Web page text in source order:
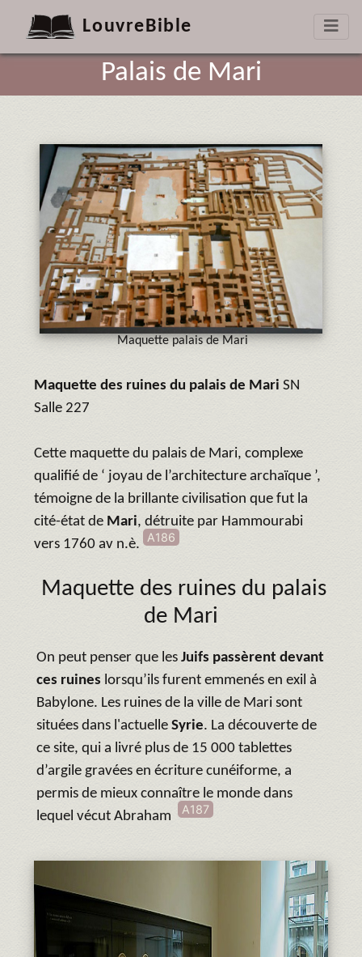
LouvreBible
Palais de Mari
Maquette palais de Mari
Maquette des ruines du palais de Mari SN
Salle 227
Cette maquette du palais de Mari, complexe
qualifié de ‘ joyau de l’architecture archaïque ’,
témoigne de la brillante civilisation que fut la
cité-état de Mari, détruite par Hammourabi
vers 1760 av n.è.
A186
Maquette des ruines du palais
de Mari
On peut penser que les Juifs passèrent devant
ces ruines lorsqu’ils furent emmenés en exil à
Babylone. Les ruines de la ville de Mari sont
situées dans l'actuelle Syrie. La découverte de
ce site, qui a livré plus de 15 000 tablettes
d’argile gravées en écriture cunéiforme, a
permis de mieux connaître le monde dans
lequel vécut Abraham
A187